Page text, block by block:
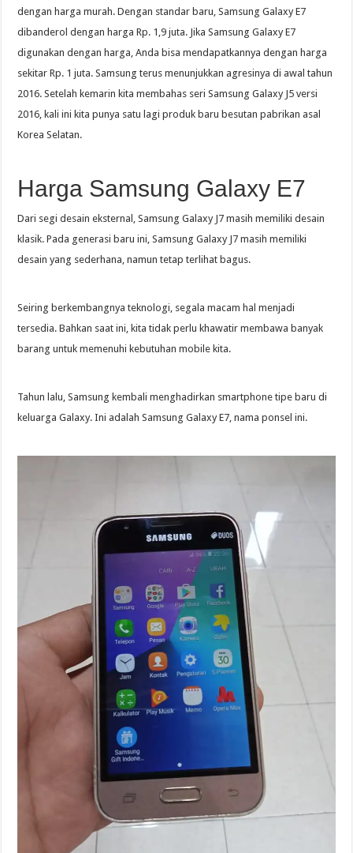
dengan harga murah. Dengan standar baru, Samsung Galaxy E7
dibanderol dengan harga Rp. 1,9 juta. Jika Samsung Galaxy E7
digunakan dengan harga, Anda bisa mendapatkannya dengan harga
sekitar Rp. 1 juta. Samsung terus menunjukkan agresinya di awal tahun
2016. Setelah kemarin kita membahas seri Samsung Galaxy J5 versi
2016, kali ini kita punya satu lagi produk baru besutan pabrikan asal
Korea Selatan.
Harga Samsung Galaxy E7
Dari segi desain eksternal, Samsung Galaxy J7 masih memiliki desain
klasik. Pada generasi baru ini, Samsung Galaxy J7 masih memiliki
desain yang sederhana, namun tetap terlihat bagus.
Seiring berkembangnya teknologi, segala macam hal menjadi
tersedia. Bahkan saat ini, kita tidak perlu khawatir membawa banyak
barang untuk memenuhi kebutuhan mobile kita.
Tahun lalu, Samsung kembali menghadirkan smartphone tipe baru di
keluarga Galaxy. Ini adalah Samsung Galaxy E7, nama ponsel ini.